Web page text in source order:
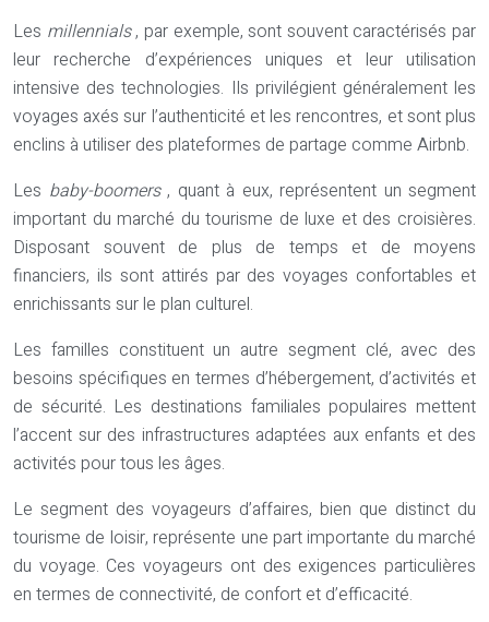
Les millennials, par exemple, sont souvent caractérisés par
leur recherche d’expériences uniques et leur utilisation
intensive des technologies. Ils privilégient généralement les
voyages axés sur l’authenticité et les rencontres, et sont plus
enclins à utiliser des plateformes de partage comme Airbnb.
Les baby-boomers , quant à eux, représentent un segment
important du marché du tourisme de luxe et des croisières.
Disposant souvent de plus de temps et de moyens
financiers, ils sont attirés par des voyages confortables et
enrichissants sur le plan culturel.
Les familles constituent un autre segment clé, avec des
besoins spécifiques en termes d’hébergement, d’activités et
de sécurité. Les destinations familiales populaires mettent
l’accent sur des infrastructures adaptées aux enfants et des
activités pour tous les âges.
Le segment des voyageurs d’affaires, bien que distinct du
tourisme de loisir, représente une part importante du marché
du voyage. Ces voyageurs ont des exigences particulières
en termes de connectivité, de confort et d’efficacité.